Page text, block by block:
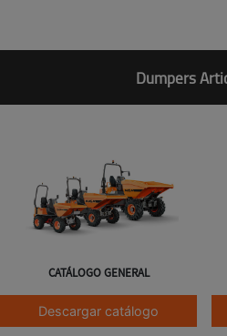
Dumpers
CATÁLOGO GENERAL
Descargar catálogo